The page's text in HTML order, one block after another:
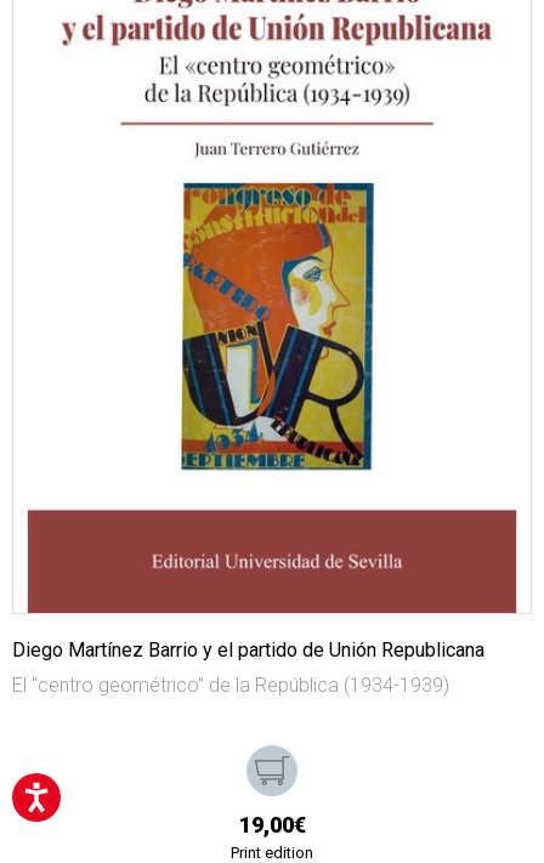
Diego Martínez Barrio y el partido de Unión Republicana
El "centro geométrico" de la República (1934-1939)
19,00€
Print edition